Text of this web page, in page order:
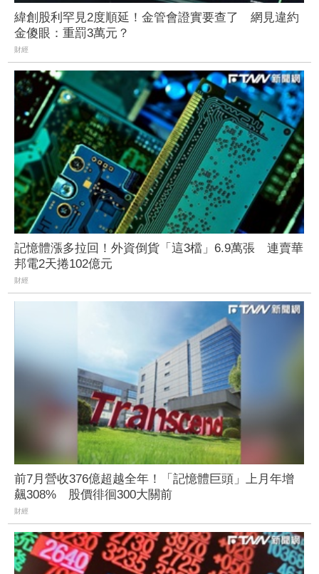
緯創股利罕見2度順延！金管會證實要查了 網見違約
金傻眼：重罰3萬元？
財經
記憶體漲多拉回！外資倒貨「這3檔」6.9萬張 連賣華
邦電2天捲102億元
財經
前7月營收376億超越全年！「記憶體巨頭」上月年增
飆308% 股價徘徊300大關前
財經